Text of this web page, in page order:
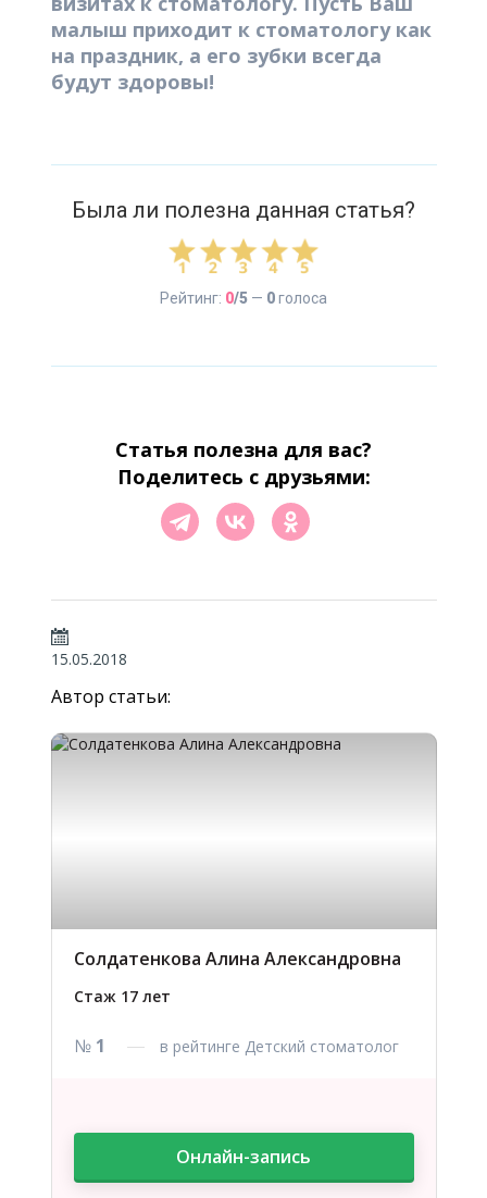
малыш приходит к стоматологу как
на праздник, а его зубки всегда
будут здоровы!
Была ли полезна данная статья?
Рейтинг: 0/5 — 0голоса
Статья полезна для вас?
Поделитесь с друзьями:
15.05.2018
Автор статьи:
Солдатенкова Алина Александровна
Стаж 17 лет
№ 1 в рейтинге Детский стоматолог
Онлайн-запись